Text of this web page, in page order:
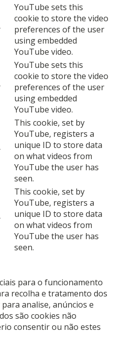
YouTube sets this
cookie to store the video
preferences of the user
using embedded
YouTube video.
YouTube sets this
cookie to store the video
preferences of the user
using embedded
YouTube video.
This cookie, set by
YouTube, registers a
unique ID to store data
on what videos from
YouTube the user has
seen.
This cookie, set by
YouTube, registers a
unique ID to store data
on what videos from
YouTube the user has
seen.
para o funcionamento
recolha e tratamento dos
analise, anúncios e
são cookies não
consentir ou não estes